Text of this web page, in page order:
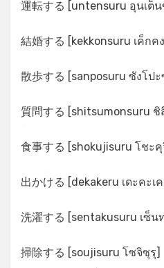
運転する [untensuru อุนเต็
結婚する [kekkonsuru เค็ก
散歩する [sanposuru ซังโป
質問する [shitsumonsuru
食事する [shokujisuru โชะ
出かける [dekakeru เดะคะเ
洗濯する [sentakusuru เซ็
掃除する [soujisuru โซจิซุรุ]
*
*